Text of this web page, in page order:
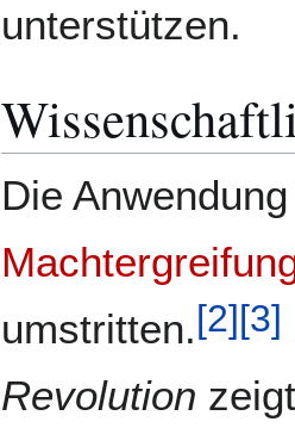
unterstützen.
Die
umstritten.[2][3]
Revolution